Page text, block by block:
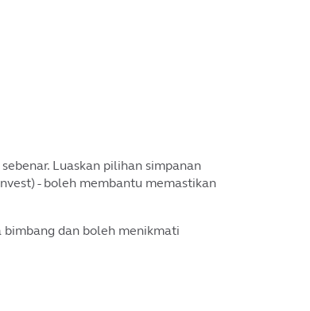
Luaskan pilihan simpanan
- boleh membantu memastikan
dan boleh menikmati